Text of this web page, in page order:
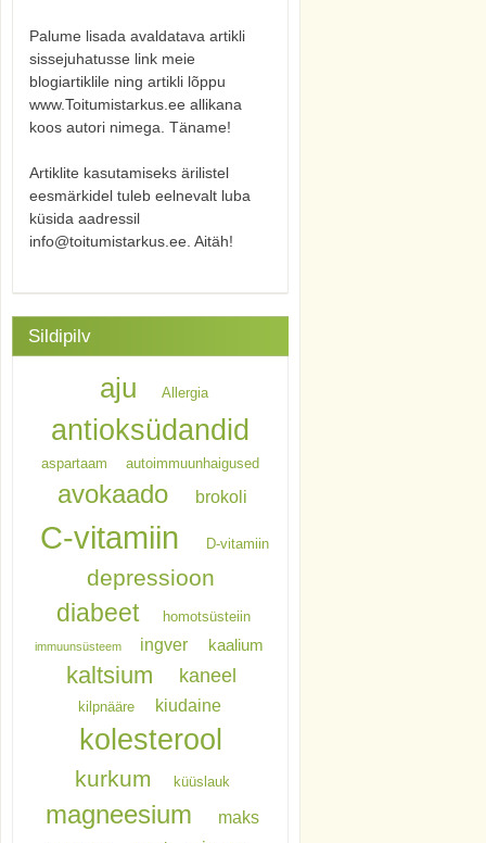
Palume lisada avaldatava artikli
sissejuhatusse link meie
blogiartiklile ning artikli lõppu
www.Toitumistarkus.ee allikana
koos autori nimega. Täname!
Artiklite kasutamiseks ärilistel
eesmärkidel tuleb eelnevalt luba
küsida aadressil
info@toitumistarkus.ee. Aitäh!
Sildipilv
aju Allergia
antioksüdandid
aspartaam autoimmuunhaigused
avokaado brokoli
C-vitamiin D-vitamiin
depressioon
diabeet homotsüsteiin
immuunsüsteem ingver kaalium
kaltsium kaneel
kilpnääre kiudaine
kolesterool
kurkum küüslauk
magneesium maks